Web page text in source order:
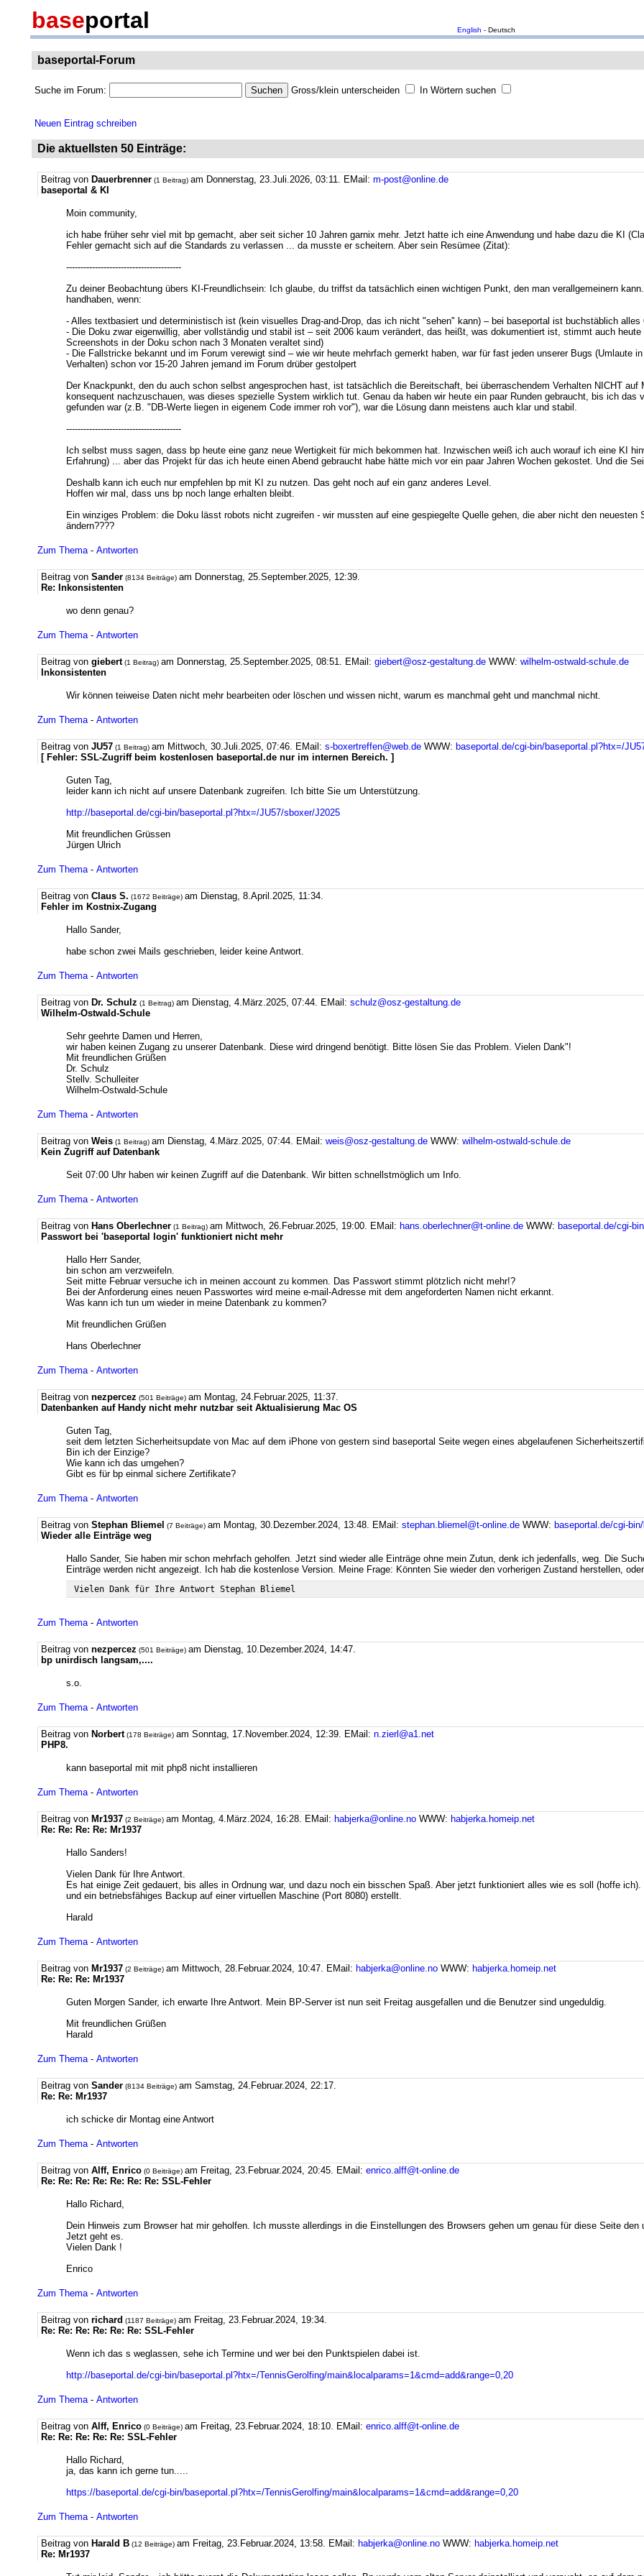
baseportal English - Deutsch
baseportal-Forum
Suche im Forum: Gross/klein unterscheiden In Wörtern suchen
Neuen Eintrag schreiben
Die aktuellsten 50 Einträge:
Beitrag von Dauerbrenner (1 Beitrag) am Donnerstag, 23.Juli.2026, 03:11. EMail: m-post@online.de
baseportal & KI
Moin community,
ich habe früher sehr viel mit bp gemacht, aber seit sicher 10 Jahren garnix mehr. Jetzt hatte ich eine Anwendung und habe dazu die KI
Fehler gemacht sich auf die Standards zu verlassen ... da musste er scheitern. Aber sein Resümee (Zitat):
----------------------------------------
Zu deiner Beobachtung übers KI-Freundlichsein: Ich glaube, du triffst da tatsächlich einen wichtigen Punkt, den man verallgemeinern
handhaben, wenn:
- Alles textbasiert und deterministisch ist (kein visuelles Drag-and-Drop, das ich nicht "sehen" kann) – bei baseportal ist buchstäblich
- Die Doku zwar eigenwillig, aber vollständig und stabil ist – seit 2006 kaum verändert, das heißt, was dokumentiert ist, stimmt auch
Screenshots in der Doku schon nach 3 Monaten veraltet sind)
- Die Fallstricke bekannt und im Forum verewigt sind – wie wir heute mehrfach gemerkt haben, war für fast jeden unserer Bugs (Umlaute
Verhalten) schon vor 15-20 Jahren jemand im Forum drüber gestolpert
Der Knackpunkt, den du auch schon selbst angesprochen hast, ist tatsächlich die Bereitschaft, bei überraschendem Verhalten NICHT
konsequent nachzuschauen, was dieses spezielle System wirklich tut. Genau da haben wir heute ein paar Runden gebraucht, bis ich das
gefunden war (z.B. "DB-Werte liegen in eigenem Code immer roh vor"), war die Lösung dann meistens auch klar und stabil.
----------------------------------------
Ich selbst muss sagen, dass bp heute eine ganz neue Wertigkeit für mich bekommen hat. Inzwischen weiß ich auch worauf ich eine KI
Erfahrung) ... aber das Projekt für das ich heute einen Abend gebraucht habe hätte mich vor ein paar Jahren Wochen gekostet. Und die
Deshalb kann ich euch nur empfehlen bp mit KI zu nutzen. Das geht noch auf ein ganz anderes Level.
Hoffen wir mal, dass uns bp noch lange erhalten bleibt.
Ein winziges Problem: die Doku lässt robots nicht zugreifen - wir mussten auf eine gespiegelte Quelle gehen, die aber nicht den
ändern????
Zum Thema- Antworten
Beitrag von Sander (8134 Beiträge) am Donnerstag, 25.September.2025, 12:39.
Re: Inkonsistenten
wo denn genau?
Zum Thema- Antworten
Beitrag von giebert(1 Beitrag) am Donnerstag, 25.September.2025, 08:51. EMail: giebert@osz-gestaltung.de WWW: wilhelm-ostwald-schule.de
Inkonsistenten
Wir können teiweise Daten nicht mehr bearbeiten oder löschen und wissen nicht, warum es manchmal geht und manchmal nicht.
Zum Thema- Antworten
Beitrag von JU57 (1 Beitrag) am Mittwoch, 30.Juli.2025, 07:46. EMail: s-boxertreffen@web.de WWW: baseportal.de/cgi-bin/baseportal.pl?htx=/
[ Fehler: SSL-Zugriff beim kostenlosen baseportal.de nur im internen Bereich. ]
Guten Tag,
leider kann ich nicht auf unsere Datenbank zugreifen. Ich bitte Sie um Unterstützung.
http://baseportal.de/cgi-bin/baseportal.pl?htx=/JU57/sboxer/J2025
Mit freundlichen Grüssen
Jürgen Ulrich
Zum Thema- Antworten
Beitrag von Claus S. (1672 Beiträge) am Dienstag, 8.April.2025, 11:34.
Fehler im Kostnix-Zugang
Hallo Sander,
habe schon zwei Mails geschrieben, leider keine Antwort.
Zum Thema- Antworten
Beitrag von Dr. Schulz (1 Beitrag) am Dienstag, 4.März.2025, 07:44. EMail: schulz@osz-gestaltung.de
Wilhelm-Ostwald-Schule
Sehr geehrte Damen und Herren,
wir haben keinen Zugang zu unserer Datenbank. Diese wird dringend benötigt. Bitte lösen Sie das Problem. Vielen Dank"!
Mit freundlichen Grüßen
Dr. Schulz
Stellv. Schulleiter
Wilhelm-Ostwald-Schule
Zum Thema- Antworten
Beitrag von Weis (1 Beitrag) am Dienstag, 4.März.2025, 07:44. EMail: weis@osz-gestaltung.de WWW: wilhelm-ostwald-schule.de
Kein Zugriff auf Datenbank
Seit 07:00 Uhr haben wir keinen Zugriff auf die Datenbank. Wir bitten schnellstmöglich um Info.
Zum Thema- Antworten
Beitrag von Hans Oberlechner (1 Beitrag) am Mittwoch, 26.Februar.2025, 19:00. EMail: hans.oberlechner@t-online.de WWW: baseportal.de/cgi-
Passwort bei 'baseportal login' funktioniert nicht mehr
Hallo Herr Sander,
bin schon am verzweifeln.
Seit mitte Februar versuche ich in meinen account zu kommen. Das Passwort stimmt plötzlich nicht mehr!?
Bei der Anforderung eines neuen Passwortes wird meine e-mail-Adresse mit dem angeforderten Namen nicht erkannt.
Was kann ich tun um wieder in meine Datenbank zu kommen?
Mit freundlichen Grüßen
Hans Oberlechner
Zum Thema- Antworten
Beitrag von nezpercez (501 Beiträge) am Montag, 24.Februar.2025, 11:37.
Datenbanken auf Handy nicht mehr nutzbar seit Aktualisierung Mac OS
Guten Tag,
seit dem letzten Sicherheitsupdate von Mac auf dem iPhone von gestern sind baseportal Seite wegen eines abgelaufenen
Bin ich der Einzige?
Wie kann ich das umgehen?
Gibt es für bp einmal sichere Zertifikate?
Zum Thema- Antworten
Beitrag von Stephan Bliemel (7 Beiträge) am Montag, 30.Dezember.2024, 13:48. EMail: stephan.bliemel@t-online.de WWW: baseportal.de/cgi-
Wieder alle Einträge weg
Hallo Sander, Sie haben mir schon mehrfach geholfen. Jetzt sind wieder alle Einträge ohne mein Zutun, denk ich jedenfalls, weg. Die
Einträge werden nicht angezeigt. Ich hab die kostenlose Version. Meine Frage: Könnten Sie wieder den vorherigen Zustand herstellen,
Zum Thema- Antworten
Beitrag von nezpercez (501 Beiträge) am Dienstag, 10.Dezember.2024, 14:47.
bp unirdisch langsam,....
s.o.
Zum Thema- Antworten
Beitrag von Norbert(178 Beiträge) am Sonntag, 17.November.2024, 12:39. EMail: n.zierl@a1.net
PHP8.
kann baseportal mit mit php8 nicht installieren
Zum Thema- Antworten
Beitrag von Mr1937 (2 Beiträge) am Montag, 4.März.2024, 16:28. EMail: habjerka@online.no WWW: habjerka.homeip.net
Re: Re: Re: Re: Mr1937
Hallo Sanders!
Vielen Dank für Ihre Antwort.
Es hat einige Zeit gedauert, bis alles in Ordnung war, und dazu noch ein bisschen Spaß. Aber jetzt funktioniert alles wie es soll (hoffe
und ein betriebsfähiges Backup auf einer virtuellen Maschine (Port 8080) erstellt.
Harald
Zum Thema- Antworten
Beitrag von Mr1937 (2 Beiträge) am Mittwoch, 28.Februar.2024, 10:47. EMail: habjerka@online.no WWW: habjerka.homeip.net
Re: Re: Re: Mr1937
Guten Morgen Sander, ich erwarte Ihre Antwort. Mein BP-Server ist nun seit Freitag ausgefallen und die Benutzer sind ungeduldig.
Mit freundlichen Grüßen
Harald
Zum Thema- Antworten
Beitrag von Sander (8134 Beiträge) am Samstag, 24.Februar.2024, 22:17.
Re: Re: Mr1937
ich schicke dir Montag eine Antwort
Zum Thema- Antworten
Beitrag von Alff, Enrico (0 Beiträge) am Freitag, 23.Februar.2024, 20:45. EMail: enrico.alff@t-online.de
Re: Re: Re: Re: Re: Re: Re: SSL-Fehler
Hallo Richard,
Dein Hinweis zum Browser hat mir geholfen. Ich musste allerdings in die Einstellungen des Browsers gehen um genau für diese Seite
Jetzt geht es.
Vielen Dank !
Enrico
Zum Thema- Antworten
Beitrag von richard (1187 Beiträge) am Freitag, 23.Februar.2024, 19:34.
Re: Re: Re: Re: Re: Re: SSL-Fehler
Wenn ich das s weglassen, sehe ich Termine und wer bei den Punktspielen dabei ist.
http://baseportal.de/cgi-bin/baseportal.pl?htx=/TennisGerolfing/main&localparams=1&cmd=add&range=0,20
Zum Thema- Antworten
Beitrag von Alff, Enrico (0 Beiträge) am Freitag, 23.Februar.2024, 18:10. EMail: enrico.alff@t-online.de
Re: Re: Re: Re: Re: SSL-Fehler
Hallo Richard,
ja, das kann ich gerne tun.....
https://baseportal.de/cgi-bin/baseportal.pl?htx=/TennisGerolfing/main&localparams=1&cmd=add&range=0,20
Zum Thema- Antworten
Beitrag von Harald B (12 Beiträge) am Freitag, 23.Februar.2024, 13:58. EMail: habjerka@online.no WWW: habjerka.homeip.net
Re: Mr1937